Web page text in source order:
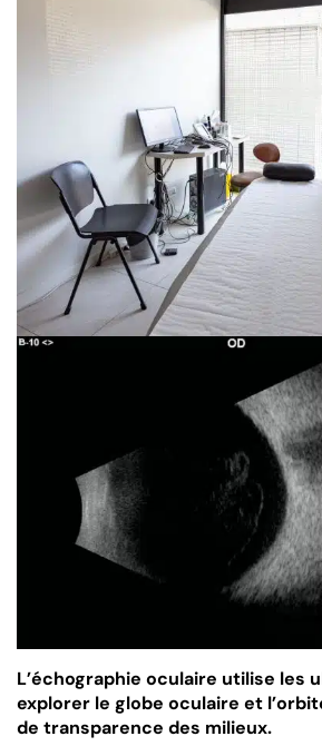
L’échographie oculaire utilise les
explorer le globe oculaire et
de transparence des milieux.